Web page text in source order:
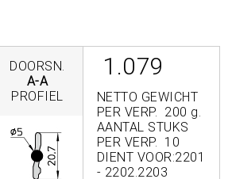
DOORSN.
A-A
PROFIEL
1.079
NETTO GEWICHT
PER VERP. 200 g.
AANTAL STUKS
PER VERP. 10
DIENT VOOR:2201
- 2202.2203